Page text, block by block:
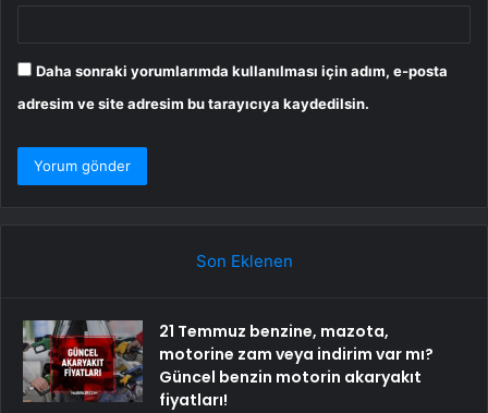
Daha sonraki yorumlarımda kullanılması için adım, e-posta
adresim ve site adresim bu tarayıcıya kaydedilsin.
Son Eklenen
21 Temmuz benzine, mazota,
motorine zam veya indirim var mı?
Güncel benzin motorin akaryakıt
fiyatları!